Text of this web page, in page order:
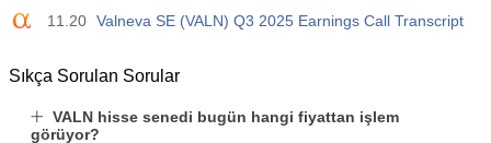
11.20 Valneva SE (VALN) Q3 2025 Earnings Call Transcript
Sıkça Sorulan Sorular
VALN hisse senedi bugün hangi fiyattan işlem
görüyor?